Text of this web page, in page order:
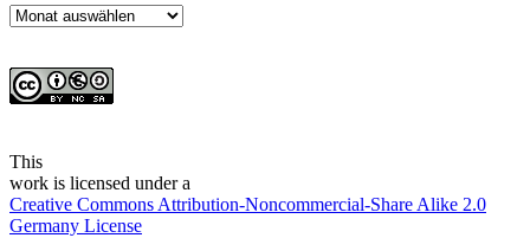
Archiv
This
work is licensed under a
Creative Commons Attribution-Noncommercial-Share Alike 2.0
Germany License